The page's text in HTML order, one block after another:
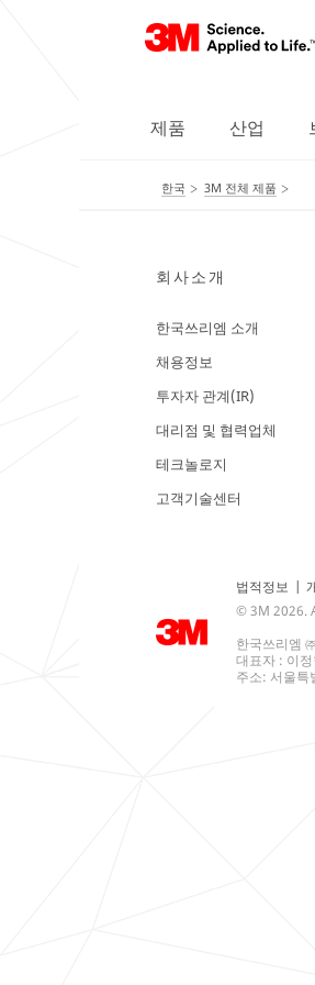
제품 산업
한국 3M 전체 제품
회사소개
한국쓰리엠 소개
채용정보
투자자 관계(IR)
대리점 및 협력업체
테크놀로지
고객기술센터
법적정보 |
© 3M 2026.
한국쓰리엠
대표자 : 이
주소: 서울